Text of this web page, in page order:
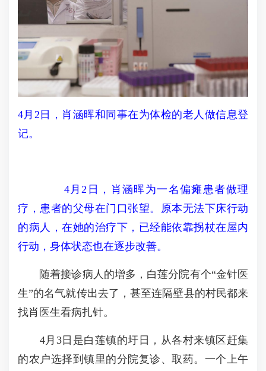
4月2日，肖涵晖和同事在为体检的老人做信息登
记。
4月2日，肖涵晖为一名偏瘫患者做理
疗，患者的父母在门口张望。原本无法下床行动
的病人，在她的治疗下，已经能依靠拐杖在屋内
行动，身体状态也在逐步改善。
随着接诊病人的增多，白莲分院有个“金针医
生”的名气就传出去了，甚至连隔壁县的村民都来
找肖医生看病扎针。
4月3日是白莲镇的圩日，从各村来镇区赶集
的农户选择到镇里的分院复诊、取药。一个上午